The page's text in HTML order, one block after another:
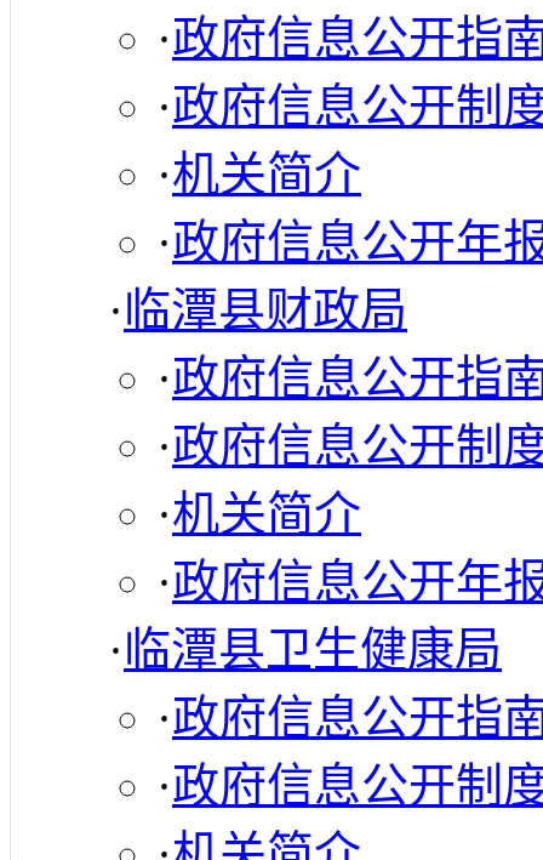
·政府信息公开指
·政府信息公开制
·机关简介
·政府信息公开年
·临潭县财政局
·政府信息公开指
·政府信息公开制
·机关简介
·政府信息公开年
·临潭县卫生健康局
·政府信息公开指
·政府信息公开制